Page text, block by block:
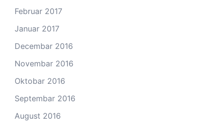
Februar 2017
Januar 2017
Decembar 2016
Novembar 2016
Oktobar 2016
Septembar 2016
August 2016